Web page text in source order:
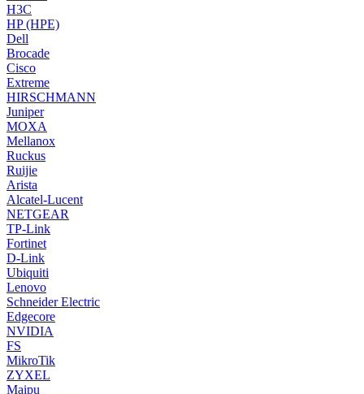
H3C
HP (HPE)
Dell
Brocade
Cisco
Extreme
HIRSCHMANN
Juniper
MOXA
Mellanox
Ruckus
Ruijie
Arista
Alcatel-Lucent
NETGEAR
TP-Link
Fortinet
D-Link
Ubiquiti
Lenovo
Schneider Electric
Edgecore
NVIDIA
FS
MikroTik
ZYXEL
Maipu